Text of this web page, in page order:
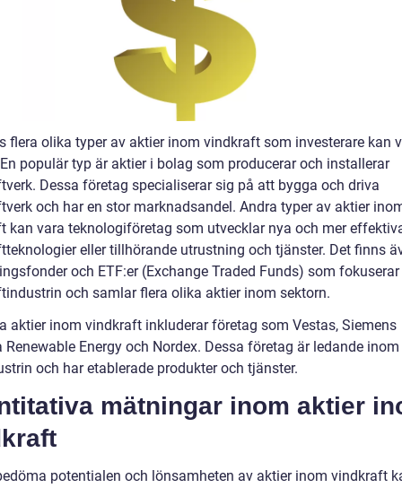
flera olika typer av aktier inom vindkraft som investerare kan
populär typ är aktier i bolag som producerar och installerar
Dessa företag specialiserar sig på att bygga och driva
och har en stor marknadsandel. Andra typer av aktier
kan vara teknologiföretag som utvecklar nya och mer
eller tillhörande utrustning och tjänster. Det finns
och ETF:er (Exchange Traded Funds) som
och samlar flera olika aktier inom sektorn.
aktier inom vindkraft inkluderar företag som Vestas, Siemens
Renewable Energy och Nordex. Dessa företag är ledande inom
och har etablerade produkter och tjänster.
mätningar inom aktier
potentialen och lönsamheten av aktier inom vindkraft